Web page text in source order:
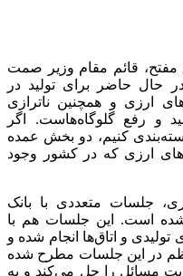
قائم مقام وزیر صمت
حال حاضر برای تولید در
ارزی و همچنین ناترازی
و رفع گلوگاه‌هاست. اگر
کنیم، دو بخش عمده
ارزی که در کشور وجود
جلسات متعددی با بانک
است. این جلسات هم با
و اتاق‌ها انجام شده و
در این جلسات مطرح شده
مسائل را حل می‌کند و به